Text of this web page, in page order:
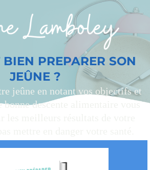
PREPARER SON
JEÛNE ?
jeûne en notant vos objectifs et
bonne descente alimentaire vous